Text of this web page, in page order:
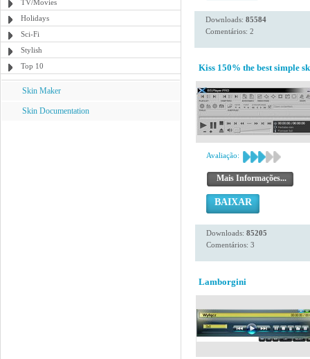
TV/Movies
Holidays
Sci-Fi
Stylish
Top 10
Skin Maker
Skin Documentation
Downloads: 85584
Comentários: 2
Kiss 150% the best simple
Avaliação:
Mais Informações...
BAIXAR
Downloads: 85205
Comentários: 3
Lamborgini